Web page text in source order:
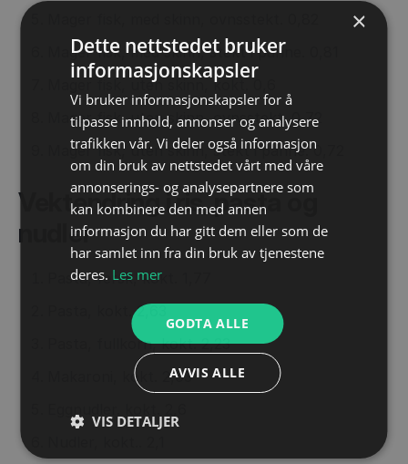
Mager fisk, med skinn, stekt i panne. 0,81
Mager fisk, uten skinn, kokt. 0,6
Mager fisk, uten skinn, ovnsstekt. 0,72
Mager fisk, uten skinn, stekt i panne. 0,72
Vektendring i ris, pasta og
nudler
Pasta, fersk, kokt. 1,77
Pasta, kokt. 2,63
Pasta, fullkorn, kokt. 2,23
Makaroni, kokt. 2,63
×
Dette nettstedet bruker
informasjonskapsler
Vi bruker informasjonskapsler for å
tilpasse innhold, annonser og analysere
trafikken vår. Vi deler også informasjon
om din bruk av nettstedet vårt med våre
annonserings- og analysepartnere som
kan kombinere den med annen
informasjon du har gitt dem eller som de
har samlet inn fra din bruk av tjenestene
deres. Les mer
GODTA ALLE
AVVIS ALLE
VIS DETALJER